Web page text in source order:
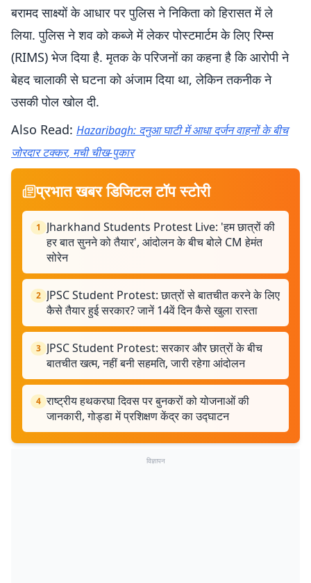
बरामद साक्ष्यों के आधार पर पुलिस ने निकिता को हिरासत में ले
लिया. पुलिस ने शव को कब्जे में लेकर पोस्टमार्टम के लिए रिम्स
(RIMS) भेज दिया है. मृतक के परिजनों का कहना है कि आरोपी ने
बेहद चालाकी से घटना को अंजाम दिया था, लेकिन तकनीक ने
उसकी पोल खोल दी.
Also Read: Hazaribagh: दनुआ घाटी में आधा दर्जन वाहनों के बीच
जोरदार टक्कर, मची चीख-पुकार
प्रभात खबर डिजिटल टॉप स्टोरी
1
Jharkhand Students Protest Live: 'हम छात्रों की
हर बात सुनने को तैयार', आंदोलन के बीच बोले CM हेमंत
सोरेन
2 JPSC Student Protest: छात्रों से बातचीत करने के लिए
कैसे तैयार हुई सरकार? जानें 14वें दिन कैसे खुला रास्ता
3 JPSC Student Protest: सरकार और छात्रों के बीच
बातचीत खत्म, नहीं बनी सहमति, जारी रहेगा आंदोलन
4 राष्ट्रीय हथकरघा दिवस पर बुनकरों को योजनाओं की
जानकारी, गोड्डा में प्रशिक्षण केंद्र का उद्घाटन
विज्ञापन